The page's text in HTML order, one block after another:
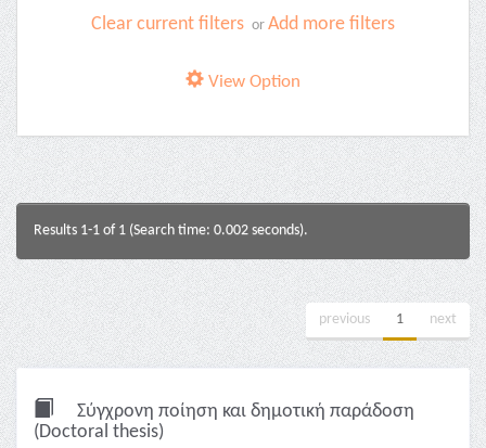
Clear current filters or Add more filters
View Option
Results 1-1 of 1 (Search time: 0.002 seconds).
previous 1 next
Σύγχρονη ποίηση και δημοτική παράδοση
(Doctoral thesis)